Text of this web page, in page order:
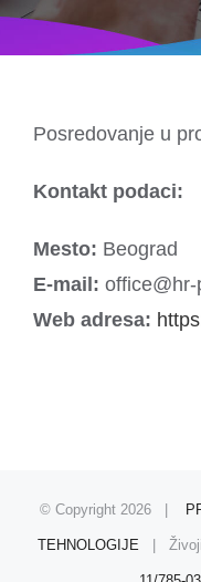
Posredovanje u
Kontakt podaci:
Mesto: Beograd
E-mail:
Web adresa:
© Copyright 2026 |
TEHNOLOGIJE |